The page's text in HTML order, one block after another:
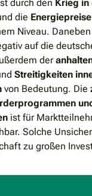
durch den Krieg in
die Energiepreise
Niveau.
auf die
der
Streitigkeiten
von Bedeutung. Die
ist für
Solche
zu großen